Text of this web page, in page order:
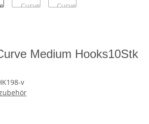
Medium Hooks10Stk
v